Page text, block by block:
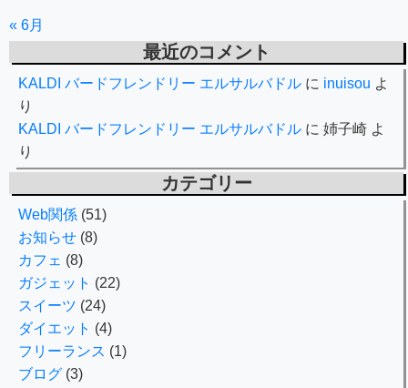
« 6月
最近のコメント
KALDI バードフレンドリー エルサルバドル に inuisou よ
り
KALDI バードフレンドリー エルサルバドル に 姉子崎 よ
り
カテゴリー
Web関係 (51)
お知らせ (8)
カフェ (8)
ガジェット (22)
スイーツ (24)
ダイエット (4)
フリーランス (1)
ブログ (3)